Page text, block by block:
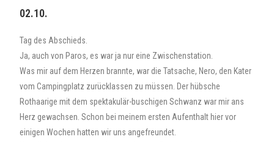
02.10.
Tag des Abschieds.
Ja, auch von Paros, es war ja nur eine Zwischenstation.
Was mir auf dem Herzen brannte, war die Tatsache, Nero, den Kater
vom Campingplatz zurücklassen zu müssen. Der hübsche
Rothaarige mit dem spektakulär-buschigen Schwanz war mir ans
Herz gewachsen. Schon bei meinem ersten Aufenthalt hier vor
einigen Wochen hatten wir uns angefreundet.